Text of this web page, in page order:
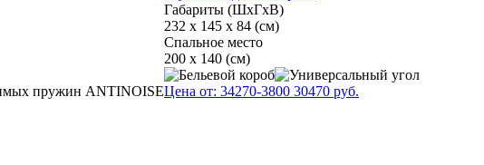
Габариты (ШхГхВ)
232 х 145 х 84 (см)
Спальное место
200 x 140 (см)
Цена от: 34270-3800 30470 руб.